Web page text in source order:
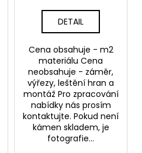
DETAIL
Cena obsahuje - m2
materiálu Cena
neobsahuje - záměr,
výřezy, leštění hran a
montáž Pro zpracování
nabídky nás prosím
kontaktujte. Pokud není
kámen skladem, je
fotografie...